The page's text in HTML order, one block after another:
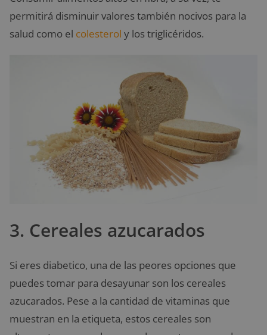
permitirá disminuir valores también nocivos para la
salud como el colesterol y los triglicéridos.
3. Cereales azucarados
Si eres diabetico, una de las peores opciones que
puedes tomar para desayunar son los cereales
azucarados. Pese a la cantidad de vitaminas que
muestran en la etiqueta, estos cereales son